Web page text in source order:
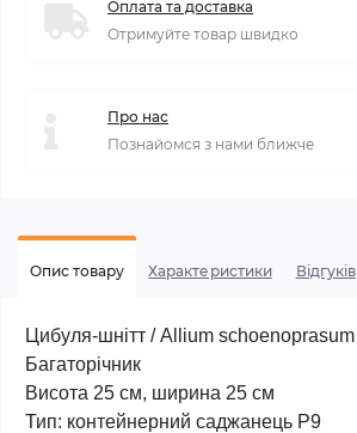
Оплата та доставка
Отримуйте товар швидко
Про нас
Познайомся з нами ближче
Опис товару Характеристики Відгуків
Цибуля-шнітт / Allium schoenoprasum
Багаторічник
Висота 25 cм, ширина 25 см
Тип: контейнерний саджанець Р9